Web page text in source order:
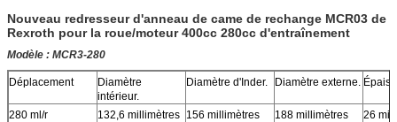
Nouveau redresseur d'anneau de came de rechange MCR03 de
Rexroth pour la roue/moteur 400cc 280cc d'entraînement
Modèle : MCR3-280
Déplacement
Diamètre
intérieur.
Diamètre d'Inder. Diamètre externe.
280 ml/r 132,6 millimètres 156 millimètres 188 millimètres 26